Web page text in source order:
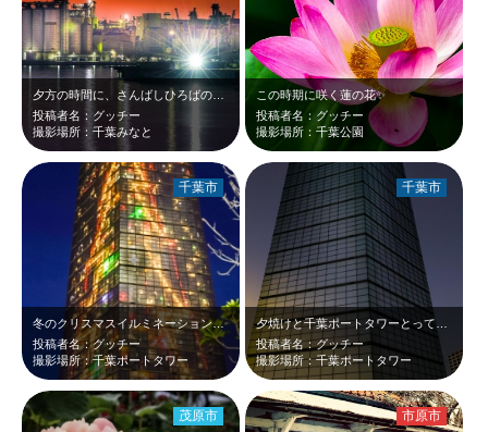
夕方の時間に、さんばしひろばの先端から眺める景色は最高に綺麗でした😆
投稿者名：グッチー
撮影場所：千葉みなと
この時期に咲く蓮の花✨️
投稿者名：グッチー
撮影場所：千葉公園
冬のクリスマスイルミネーションは、本当に毎年綺麗で癒されます😆
投稿者名：グッチー
撮影場所：千葉ポートタワー
千葉市
投稿者名：グッチー
撮影場所：千葉ポートタワー
千葉市
茂原市 市原市